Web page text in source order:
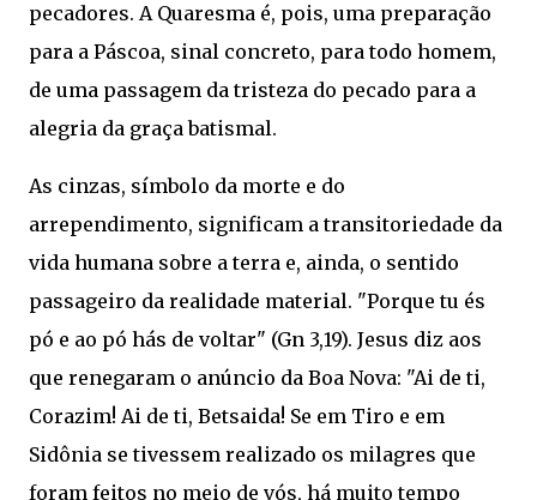
pecadores. A Quaresma é, pois, uma preparação
para a Páscoa, sinal concreto, para todo homem,
de uma passagem da tristeza do pecado para a
alegria da graça batismal.
As cinzas, símbolo da morte e do
arrependimento, significam a transitoriedade da
vida humana sobre a terra e, ainda, o sentido
passageiro da realidade material. "Porque tu és
pó e ao pó hás de voltar" (Gn 3,19). Jesus diz aos
que renegaram o anúncio da Boa Nova: "Ai de ti,
Corazim! Ai de ti, Betsaida! Se em Tiro e em
Sidônia se tivessem realizado os milagres que
foram feitos no meio de vós, há muito tempo